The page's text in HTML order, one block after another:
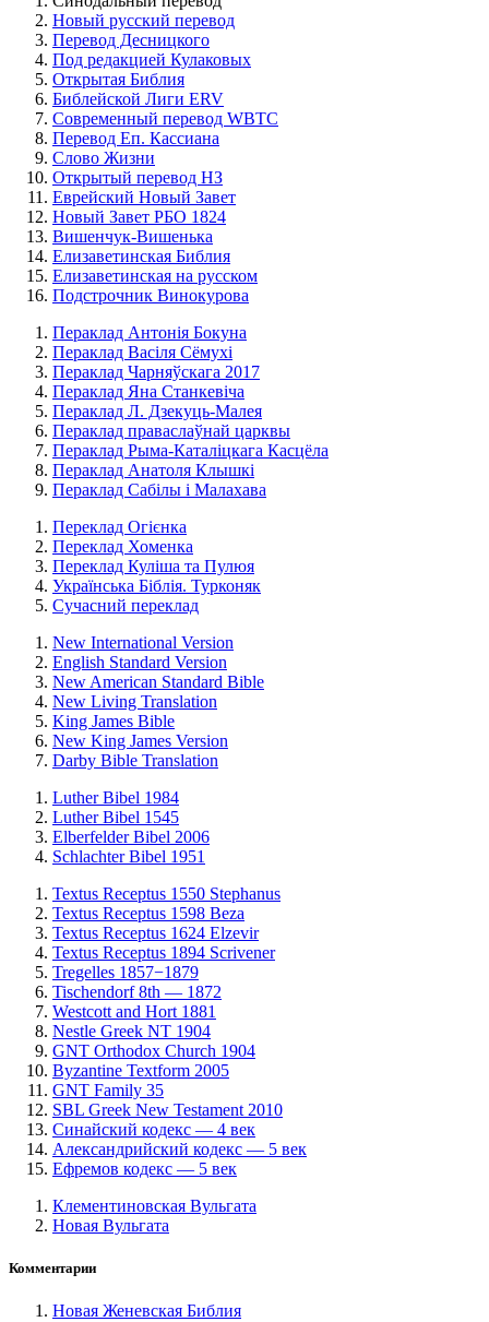
Новый русский перевод
Перевод Десницкого
Под редакцией Кулаковых
Открытая Библия
Библейской Лиги ERV
Cовременный перевод WBTC
Перевод Еп. Кассиана
Слово Жизни
Открытый перевод НЗ
Еврейский Новый Завет
Новый Завет РБО 1824
Вишенчук-Вишенька
Елизаветинская Библия
Елизаветинская на русском
Подстрочник Винокурова
Пераклад Антонія Бокуна
Пераклад Васіля Сёмухі
Пераклад Чарняўскага 2017
Пераклад Яна Станкевіча
Пераклад Л. Дзекуць-Малея
Пераклад праваслаўнай царквы
Пераклад Рыма-Каталіцкага Касцёла
Пераклад Анатоля Клышкi
Пераклад Сабілы і Малахава
Переклад Огієнка
Переклад Хоменка
Переклад Куліша та Пулюя
Українська Біблія. Турконяк
Сучасний переклад
New International Version
English Standard Version
New American Standard Bible
New Living Translation
King James Bible
New King James Version
Darby Bible Translation
Luther Bibel 1984
Luther Bibel 1545
Elberfelder Bibel 2006
Schlachter Bibel 1951
Textus Receptus 1550 Stephanus
Textus Receptus 1598 Beza
Textus Receptus 1624 Elzevir
Textus Receptus 1894 Scrivener
Tregelles 1857−1879
Tischendorf 8th — 1872
Westcott and Hort 1881
Nestle Greek NT 1904
GNT Orthodox Church 1904
Byzantine Textform 2005
GNT Family 35
SBL Greek New Testament 2010
Синайский кодекс — 4 век
Александрийский кодекс — 5 век
Ефремов кодекс — 5 век
Клементиновская Вульгата
Новая Вульгата
Комментарии
Новая Женевская Библия